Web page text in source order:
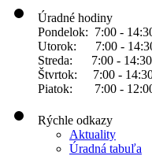
Úradné hodiny
Pondelok: 7:00 -
Utorok: 7:00 -
Streda: 7:00 - 14:30
Štvrtok: 7:00 -
Piatok: 7:00 -
Rýchle odkazy
Aktuality
Úradná tabuľa